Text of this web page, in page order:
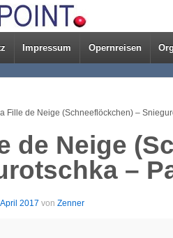
Impressum Opernreisen
Fille de Neige (Schneeflöckchen) –
de Neige
–
2017 von Zenner